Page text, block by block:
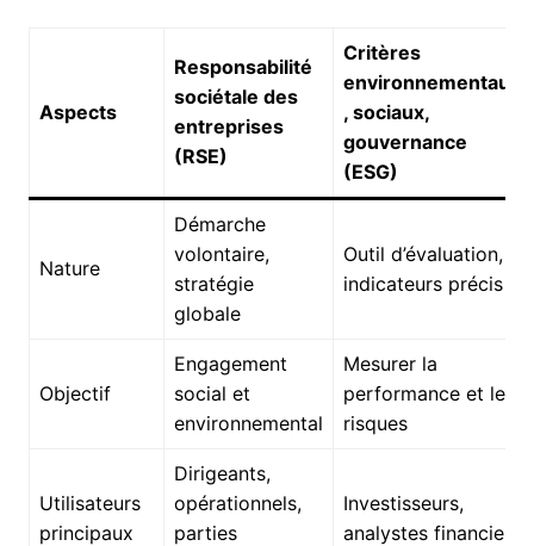
Aspects
Responsabilité
sociétale des
entreprises
(RSE)
Critères
environnementaux
, sociaux,
gouvernance
(ESG)
Nature
Démarche
volontaire,
stratégie
globale
Outil d’évaluation,
indicateurs précis
Objectif
Engagement
social et
environnemental
Mesurer la
performance et les
risques
Utilisateurs
principaux
Dirigeants,
opérationnels,
parties
Investisseurs,
analystes financiers